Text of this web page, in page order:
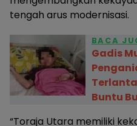
tengah arus modernisasi.
BACA
Gadis
Buntu
“Toraja Utara memiliki